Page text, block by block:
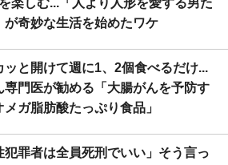
楽しむ...「人より人形を愛する男た
が奇妙な生活を始めたワケ
ッと開けて週に1、2個食べるだけ...
専門医が勧める「大腸がんを予防す
メガ脂肪酸たっぷり食品」
犯罪者は全員死刑でいい」そう言っ